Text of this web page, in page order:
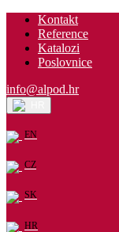
Kontakt
Reference
Katalozi
Poslovnice
info@alpod.hr
EN
CZ
SK
HR